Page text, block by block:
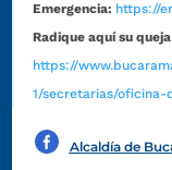
Emergencia: https://
Radique aquí su
https://
1/secretarias/
Alcaldía de